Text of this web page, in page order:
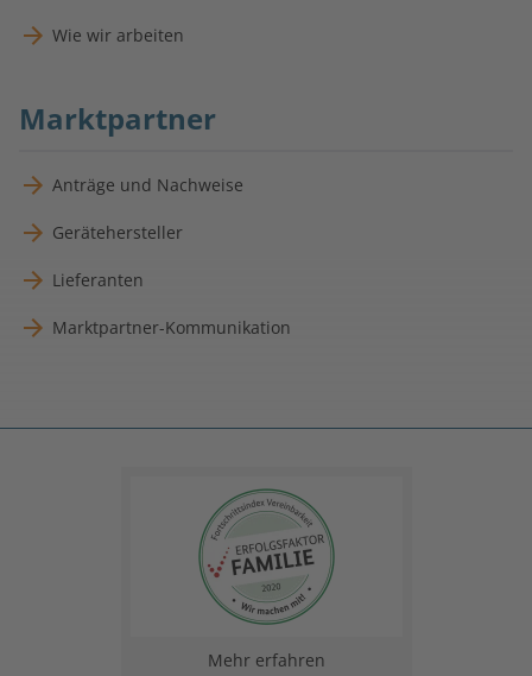
Wie wir arbeiten
Marktpartner
Anträge und Nachweise
Gerätehersteller
Lieferanten
Marktpartner-Kommunikation
Mehr erfahren